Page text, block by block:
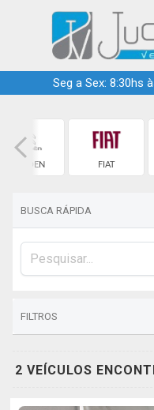
Seg a Sex: 8:30hs
CITROEN FIAT
BUSCA RÁPIDA
FILTROS
2 VEÍCULOS